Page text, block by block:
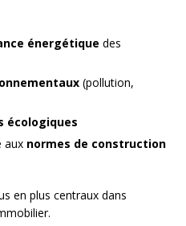
énergétique des
(pollution,
écologiques
aux normes de construction
en plus centraux dans